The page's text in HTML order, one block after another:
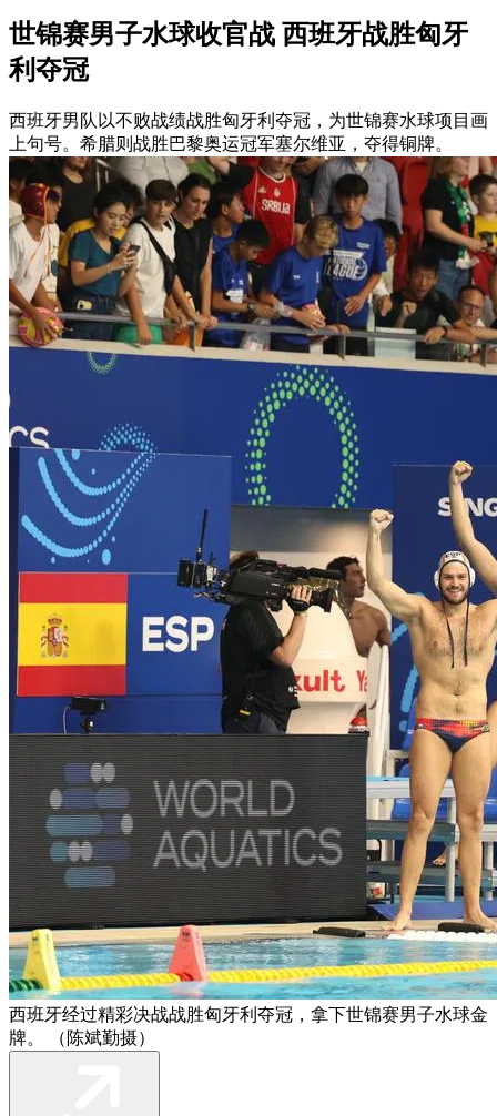
世锦赛男子水球收官战 西班牙战胜匈牙
利夺冠
西班牙男队以不败战绩战胜匈牙利夺冠，为世锦赛水球项目画
上句号。希腊则战胜巴黎奥运冠军塞尔维亚，夺得铜牌。
西班牙经过精彩决战战胜匈牙利夺冠，拿下世锦赛男子水球金
牌。 （陈斌勤摄）